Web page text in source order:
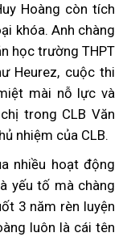
Hoàng còn tích
khóa. Anh chàng
học trường THPT
Heurez, cuộc thi
mài nỗ lực và
trong CLB Văn
nhiệm của CLB.
nhiều hoạt động
yếu tố mà chàng
3 năm rèn luyện
luôn là cái tên